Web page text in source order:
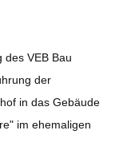
des VEB Bau
der
in das Gebäude
im ehemaligen